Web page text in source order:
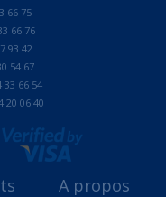
66 75
66 76
93 42
54 67
66 54
20 06 40
A propos